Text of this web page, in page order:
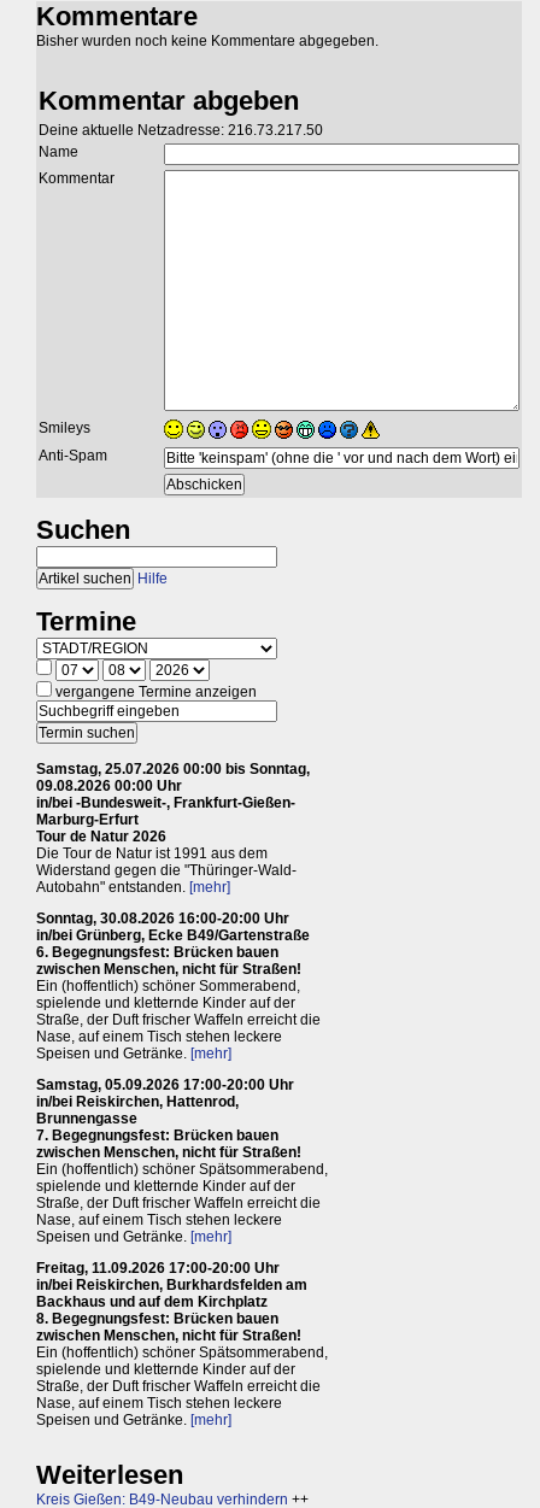
Kommentare
Bisher wurden noch keine Kommentare abgegeben.
Kommentar abgeben
Deine aktuelle Netzadresse: 216.73.217.50
Name
Kommentar
Smileys
Anti-Spam
Suchen
Hilfe
Termine
vergangene Termine anzeigen
Samstag, 25.07.2026 00:00 bis Sonntag,
09.08.2026 00:00 Uhr
in/bei -Bundesweit-, Frankfurt-Gießen-
Marburg-Erfurt
Tour de Natur 2026
Die Tour de Natur ist 1991 aus dem
Widerstand gegen die "Thüringer-Wald-
Autobahn" entstanden. [mehr]
Sonntag, 30.08.2026 16:00-20:00 Uhr
in/bei Grünberg, Ecke B49/Gartenstraße
6. Begegnungsfest: Brücken bauen
zwischen Menschen, nicht für Straßen!
Ein (hoffentlich) schöner Sommerabend,
spielende und kletternde Kinder auf der
Straße, der Duft frischer Waffeln erreicht die
Nase, auf einem Tisch stehen leckere
Speisen und Getränke. [mehr]
Samstag, 05.09.2026 17:00-20:00 Uhr
in/bei Reiskirchen, Hattenrod,
Brunnengasse
7. Begegnungsfest: Brücken bauen
zwischen Menschen, nicht für Straßen!
Ein (hoffentlich) schöner Spätsommerabend,
spielende und kletternde Kinder auf der
Straße, der Duft frischer Waffeln erreicht die
Nase, auf einem Tisch stehen leckere
Speisen und Getränke. [mehr]
Freitag, 11.09.2026 17:00-20:00 Uhr
in/bei Reiskirchen, Burkhardsfelden am
Backhaus und auf dem Kirchplatz
8. Begegnungsfest: Brücken bauen
zwischen Menschen, nicht für Straßen!
Ein (hoffentlich) schöner Spätsommerabend,
spielende und kletternde Kinder auf der
Straße, der Duft frischer Waffeln erreicht die
Nase, auf einem Tisch stehen leckere
Speisen und Getränke. [mehr]
Weiterlesen
Kreis Gießen: B49-Neubau verhindern ++